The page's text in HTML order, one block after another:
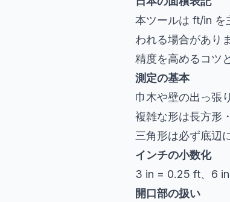
本ツールは ft/in を
われる場合があり
精度を高めるコツ
測定の基本
巾木や壁の出っ張
複雑な形は長方形
三角形は必ず底辺
インチの小数化
3 in = 0.25 ft、6
開口部の扱い